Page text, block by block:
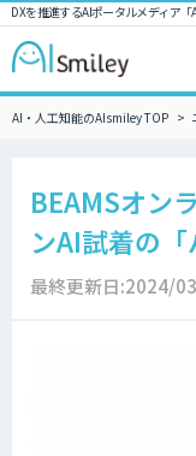
DXを推進するAIポータルメディア
AI・人工知能のAIsmiley TOP
BEAMSオン
ンAI試着の
最終更新日:2024/